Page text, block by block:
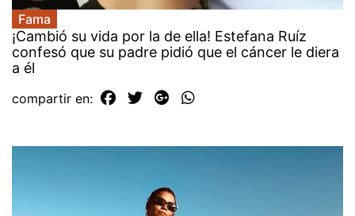
Fama
¡Cambió su vida por la de ella! Estefana Ruíz
confesó que su padre pidió que el cáncer le diera
a él
compartir en: